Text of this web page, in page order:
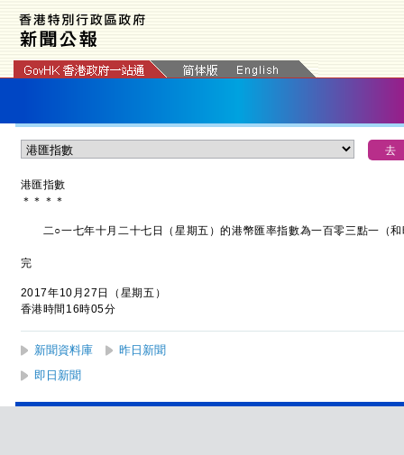
港匯指數
＊ ＊ ＊ ＊
二○一七年十月二十七日（星期五）的港幣匯率指數為一百零三點一（和
完
2017年10月27日（星期五）
香港時間16時05分
新聞資料庫
昨日新聞
即日新聞